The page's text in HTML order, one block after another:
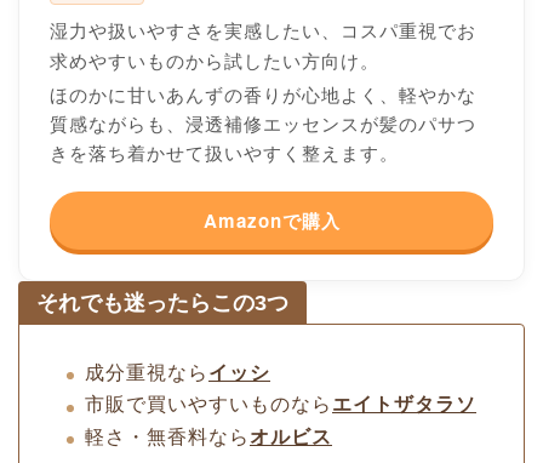
湿力や扱いやすさを実感したい、コスパ重視でお
求めやすいものから試したい方向け。
ほのかに甘いあんずの香りが心地よく、軽やかな
質感ながらも、浸透補修エッセンスが髪のパサつ
きを落ち着かせて扱いやすく整えます。
Amazonで購入
それでも迷ったらこの3つ
成分重視なら イッシ
市販で買いやすいものなら エイトザタラソ
軽さ・無香料なら オルビス